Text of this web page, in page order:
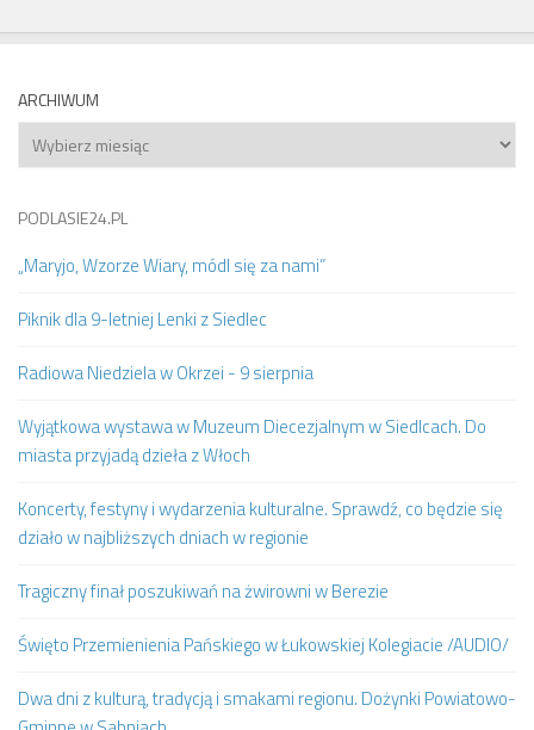
ARCHIWUM
Archiwum
PODLASIE24.PL
„Maryjo, Wzorze Wiary, módl się za nami”
Piknik dla 9-letniej Lenki z Siedlec
Radiowa Niedziela w Okrzei - 9 sierpnia
Wyjątkowa wystawa w Muzeum Diecezjalnym w Siedlcach. Do
miasta przyjadą dzieła z Włoch
Koncerty, festyny i wydarzenia kulturalne. Sprawdź, co będzie się
działo w najbliższych dniach w regionie
Tragiczny finał poszukiwań na żwirowni w Berezie
Święto Przemienienia Pańskiego w Łukowskiej Kolegiacie /AUDIO/
Dwa dni z kulturą, tradycją i smakami regionu. Dożynki Powiatowo-